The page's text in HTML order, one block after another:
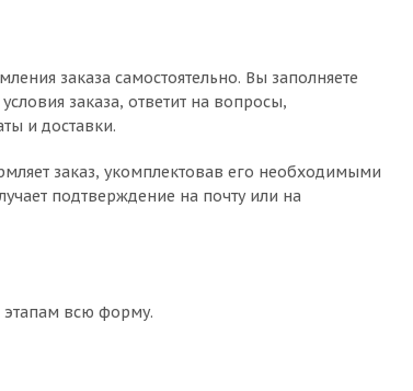
заказа самостоятельно. Вы заполняете
заказа, ответит на вопросы,
и доставки.
заказ, укомплектовав его необходимыми
подтверждение на почту или на
этапам всю форму.